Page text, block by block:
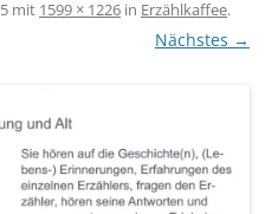
mit 1599 × 1226 in Erzählkaffee.
Nächstes →